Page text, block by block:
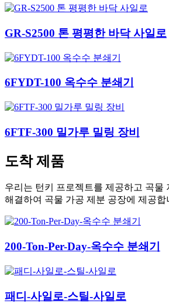
GR-S2500 톤 평평한 바닥 사일로
6FYDT-100 옥수수 분쇄기
6FTF-300 밀가루 밀링 장비
도착 제품
우리는 턴키 프로젝트를 제공하고 곡물
해결하여 곡물 가공 제분 공장에 제공합
200-Ton-Per-Day-옥수수 분쇄기
패디-사일로-스틸-사일로